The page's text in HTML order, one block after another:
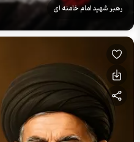
رهبر شهید امام خامنه ای